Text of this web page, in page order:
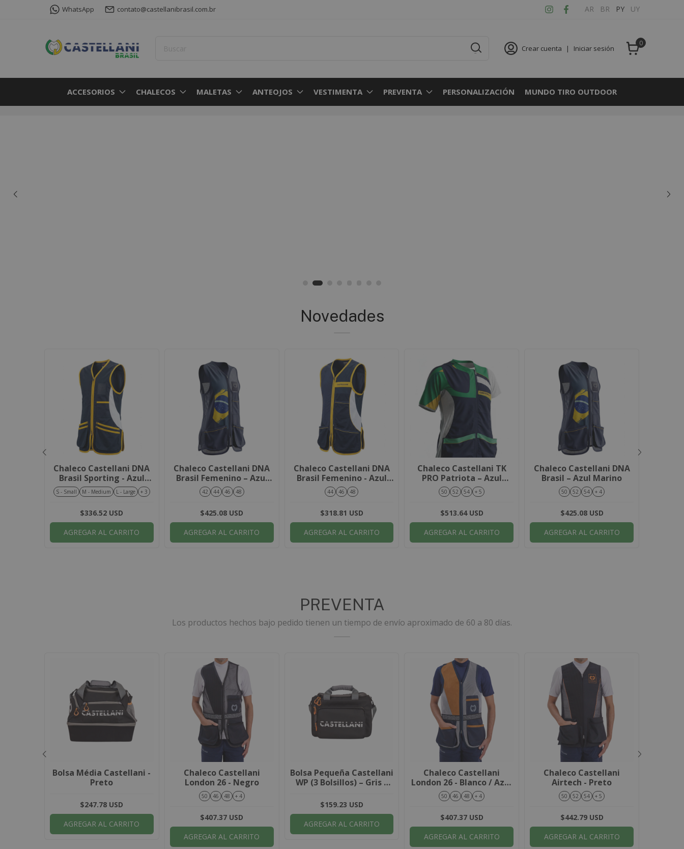
WhatsApp contato@castellanibrasil.com.br AR BR PY UY
Crear cuenta | Iniciar sesión
0
ACCESORIOS CHALECOS MALETAS ANTEOJOS VESTIMENTA PREVENTA PERSONALIZACIÓN MUNDO TIRO OUTDOOR
Novedades
Chaleco Castellani DNA
Brasil Sporting - Azul
Marino / Amarillo
S - Small M - Medium L - Large + 3
$336.52 USD
AGREGAR AL CARRITO
Chaleco Castellani DNA
Brasil Femenino – Azul
Marino
42 44 46 48
$425.08 USD
AGREGAR AL CARRITO
Chaleco Castellani DNA
Brasil Femenino - Azul
Marino / Amarillo
44 46 48
$318.81 USD
AGREGAR AL CARRITO
Chaleco Castellani TK
PRO Patriota – Azul
Marino con Blanco
50 52 54 + 5
$513.64 USD
AGREGAR AL CARRITO
Chaleco Castellani DNA
Brasil – Azul Marino
50 52 54 + 4
$425.08 USD
AGREGAR AL CARRITO
PREVENTA
Los productos hechos bajo pedido tienen un tiempo de envío aproximado de 60 a 80 días.
Bolsa Média Castellani -
Preto
$247.78 USD
AGREGAR AL CARRITO
Chaleco Castellani
London 26 - Negro
50 46 48 + 4
$407.37 USD
AGREGAR AL CARRITO
Bolsa Pequeña Castellani
WP (3 Bolsillos) – Gris /
$159.23 USD
AGREGAR AL CARRITO
Chaleco Castellani
London 26 - Blanco / Azul
Marino
50 46 48 + 4
$407.37 USD
AGREGAR AL CARRITO
Chaleco Castellani
Airtech - Preto
50 52 54 + 5
$442.79 USD
AGREGAR AL CARRITO